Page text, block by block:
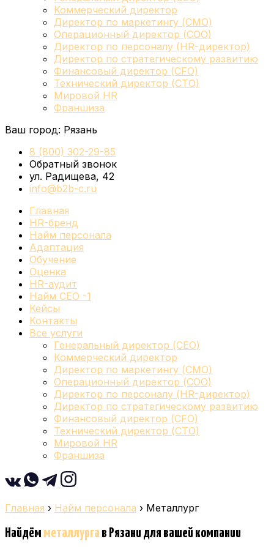
Коммерческий директор
Директор по маркетингу (CMO)
Операционный директор (COO)
Директор по персоналу (HR-директор)
Директор по стратегическому развитию
Финансовый директор (CFO)
Технический директор (CTO)
Мировой HR
Франшиза
Ваш город: Рязань
8 (800) 302-29-85
Обратный звонок
ул. Радищева, 42
info@b2b-c.ru
Главная
HR-бренд
Найм персонала
Адаптация
Обучение
Оценка
HR-аудит
Найм СЕО -1
Кейсы
Контакты
Все услуги
Генеральный директор (CEO)
Коммерческий директор
Директор по маркетингу (CMO)
Операционный директор (COO)
Директор по персоналу (HR-директор)
Директор по стратегическому развитию
Финансовый директор (CFO)
Технический директор (CTO)
Мировой HR
Франшиза
Главная › Найм персонала › Металлург
Найдём металлурга в Рязани для вашей компании